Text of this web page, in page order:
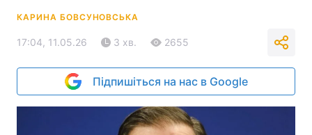
КАРИНА БОВСУНОВСЬКА
17:04, 11.05.26 3 хв. 2655
Підпишіться на нас в Google